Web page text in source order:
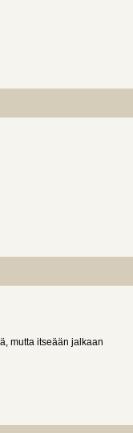
mutta itseään jalkaan